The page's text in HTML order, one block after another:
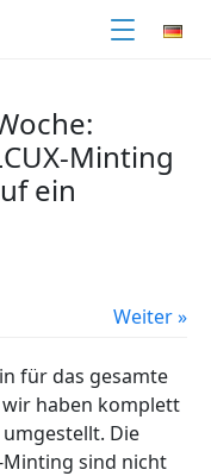
Minting
ein
Weiter »
für das gesamte
wir haben komplett
umgestellt. Die
Minting sind nicht